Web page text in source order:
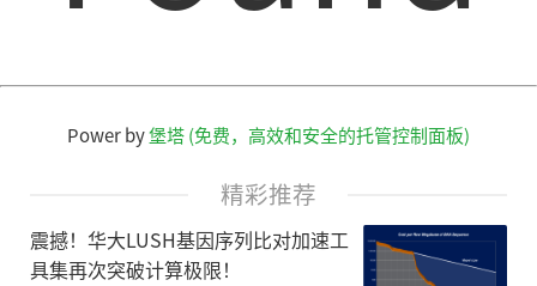
Power by堡塔 (免费，高效和安全的托管控制面板)
精彩推荐
震撼！华大LUSH基因序列比对加速工
具集再次突破计算极限！